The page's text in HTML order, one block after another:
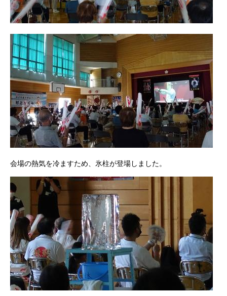
会場の熱気を冷ますため、氷柱が登場しました。